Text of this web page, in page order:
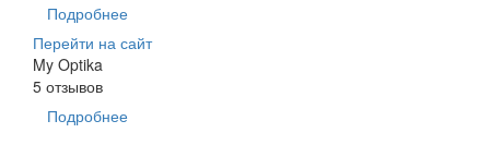
Подробнее
Перейти на сайт
My Optika
5 отзывов
Подробнее